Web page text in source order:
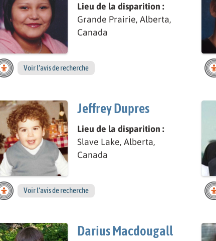
Lieu de la disparition :
Grande Prairie, Alberta,
Canada
Voir l’avis de recherche
Jeffrey Dupres
Lieu de la disparition :
Slave Lake, Alberta,
Canada
Voir l’avis de recherche
Darius Macdougall